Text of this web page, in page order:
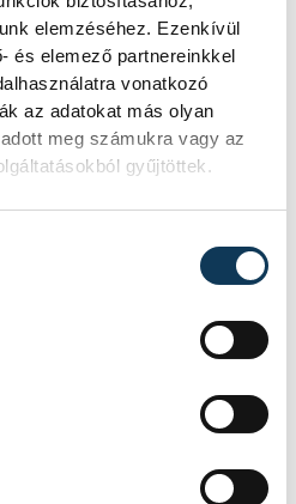
elemzéséhez. Ezenkívül
és elemező partnereinkkel
vonatkozó
az adatokat más olyan
meg számukra vagy az
gyűjtöttek.